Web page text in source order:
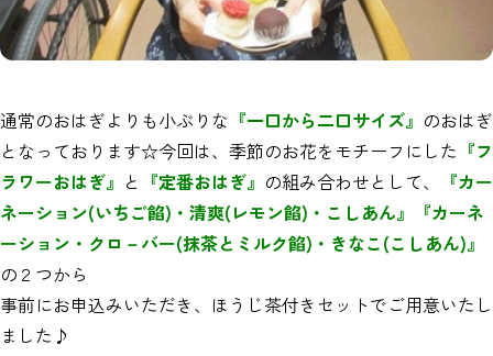
通常のおはぎよりも小ぶりな 『一口から二口サイズ』 のおはぎ
となっております☆今回は、季節のお花をモチーフにした 『フ
ラワーおはぎ』 と 『定番おはぎ』 の組み合わせとして、
『カー
ネーション(いちご餡)・清爽(レモン餡)・こしあん』『カーネ
ーション・クロ－バー(抹茶とミルク餡)・きなこ(こしあん)』
の２つから
事前にお申込みいただき、ほうじ茶付きセットでご用意いたし
ました♪